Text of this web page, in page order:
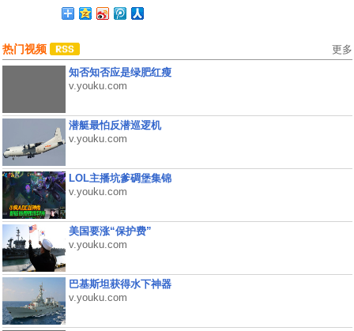
热门视频 更多
知否知否应是绿肥红瘦
v.youku.com
潜艇最怕反潜巡逻机
v.youku.com
LOL主播坑爹碉堡集锦
v.youku.com
美国要涨“保护费”
v.youku.com
巴基斯坦获得水下神器
v.youku.com